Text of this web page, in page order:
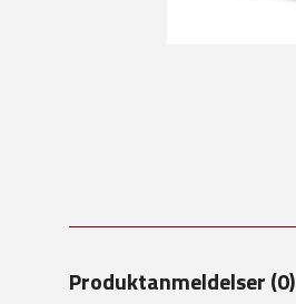
Produktanmeldelser (0)